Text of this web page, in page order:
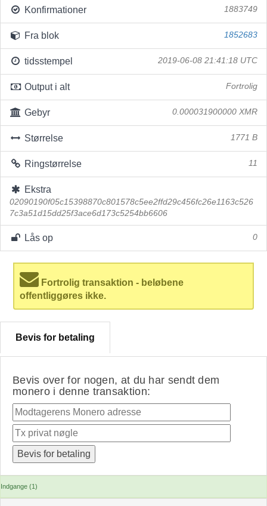
Konfirmationer 1883749
Fra blok 1852683
tidsstempel 2019-06-08 21:41:18 UTC
Output i alt Fortrolig
Gebyr 0.000031900000 XMR
Størrelse 1771 B
Ringstørrelse 11
Ekstra
02090190f05c15398870c801578c5ee2ffd29c456fc26e1163c526
7c3a51d15dd25f3ace6d173c5254bb6606
Lås op 0
Fortrolig transaktion - beløbene
offentliggøres ikke.
Bevis for betaling
Bevis over for nogen, at du har sendt dem
monero i denne transaktion:
Indgange (1)